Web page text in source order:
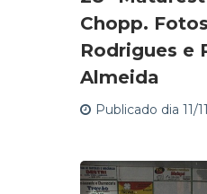
Chopp.
Rodrigues e
Almeida
Publicado dia 11/